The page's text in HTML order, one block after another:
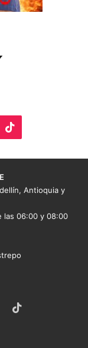
Antioquia y
las 06:00 y 08:00